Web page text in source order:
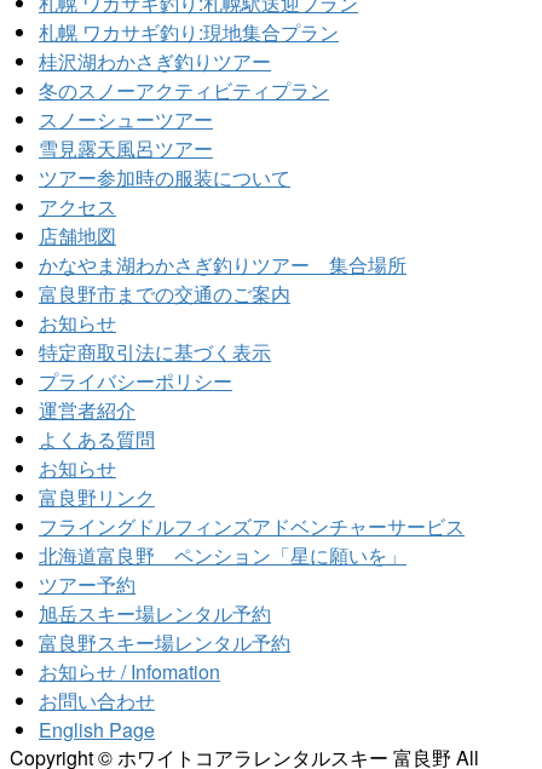
札幌 ワカサギ釣り:現地集合プラン
桂沢湖わかさぎ釣りツアー
冬のスノーアクティビティプラン
スノーシューツアー
雪見露天風呂ツアー
ツアー参加時の服装について
アクセス
店舗地図
かなやま湖わかさぎ釣りツアー 集合場所
富良野市までの交通のご案内
お知らせ
特定商取引法に基づく表示
プライバシーポリシー
運営者紹介
よくある質問
お知らせ
富良野リンク
フライングドルフィンズアドベンチャーサービス
北海道富良野 ペンション「星に願いを」
ツアー予約
旭岳スキー場レンタル予約
富良野スキー場レンタル予約
お知らせ / Infomation
お問い合わせ
English Page
Copyright © ホワイトコアラレンタルスキー 富良野 All